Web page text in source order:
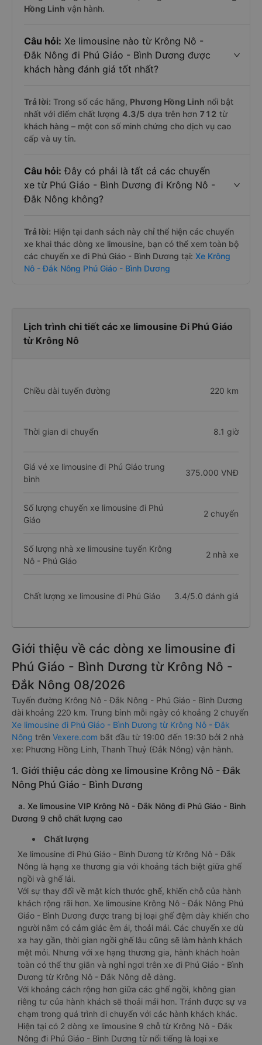
Hồng Linh vận hành.
Câu hỏi: Xe limousine nào từ Krông Nô -
Đắk Nông đi Phú Giáo - Bình Dương được
khách hàng đánh giá tốt nhất?
Trả lời: Trong số các hãng, Phương Hồng Linh nổi bật
nhất với điểm chất lượng 4.3/5 dựa trên hơn 712 từ
khách hàng – một con số minh chứng cho dịch vụ cao
cấp và uy tín.
Câu hỏi: Đây có phải là tất cả các chuyến
xe từ Phú Giáo - Bình Dương đi Krông Nô -
Đắk Nông không?
Trả lời: Hiện tại danh sách này chỉ thể hiện các chuyến
xe khai thác dòng xe limousine, bạn có thể xem toàn bộ
các chuyến xe đi Phú Giáo - Bình Dương tại: Xe Krông
Nô - Đắk Nông Phú Giáo - Bình Dương
Lịch trình chi tiết các xe limousine Đi Phú Giáo
từ Krông Nô
Chiều dài tuyến đường 220 km
Thời gian di chuyển 8.1 giờ
Giá vé xe limousine đi Phú Giáo trung
bình
375.000 VNĐ
Số lượng chuyến xe limousine đi Phú
Giáo
2 chuyến
Số lượng nhà xe limousine tuyến Krông
Nô - Phú Giáo
2 nhà xe
Chất lượng xe limousine đi Phú Giáo 3.4/5.0 đánh giá
Giới thiệu về các dòng xe limousine đi
Phú Giáo - Bình Dương từ Krông Nô -
Đắk Nông 08/2026
Tuyến đường Krông Nô - Đắk Nông - Phú Giáo - Bình Dương
dài khoảng 220 km. Trung bình mỗi ngày có khoảng 2 chuyến
Xe limousine đi Phú Giáo - Bình Dương từ Krông Nô - Đắk
Nông trên Vexere.com bắt đầu từ 19:00 đến 19:30 bởi 2 nhà
xe: Phương Hồng Linh, Thanh Thuỷ (Đắk Nông) vận hành.
1. Giới thiệu các dòng xe limousine Krông Nô - Đắk
Nông Phú Giáo - Bình Dương
a. Xe limousine VIP Krông Nô - Đắk Nông đi Phú Giáo - Bình
Dương 9 chỗ chất lượng cao
Chất lượng
Xe limousine đi Phú Giáo - Bình Dương từ Krông Nô - Đắk
Nông là hạng xe thương gia với khoảng tách biệt giữa ghế
ngồi và ghế lái.
Với sự thay đổi về mặt kích thước ghế, khiến chỗ của hành
khách rộng rãi hơn. Xe limousine Krông Nô - Đắk Nông Phú
Giáo - Bình Dương được trang bị loại ghế đệm dày khiến cho
người nằm có cảm giác êm ái, thoải mái. Các chuyến xe dù
xa hay gần, thời gian ngồi ghế lâu cũng sẽ làm hành khách
mệt mỏi. Nhưng với xe hạng thương gia, hành khách hoàn
toàn có thể thư giãn và nghỉ ngơi trên xe đi Phú Giáo - Bình
Dương từ Krông Nô - Đắk Nông dễ dàng.
Với khoảng cách rộng hơn giữa các ghế ngồi, không gian
riêng tư của hành khách sẽ thoải mái hơn. Tránh được sự va
chạm trong quá trình di chuyển với các hành khách khác.
Hiện tại có 2 dòng xe limousine 9 chỗ từ Krông Nô - Đắk
Nông đi Phú Giáo - Bình Dương từ nổi tiếng là loại xe